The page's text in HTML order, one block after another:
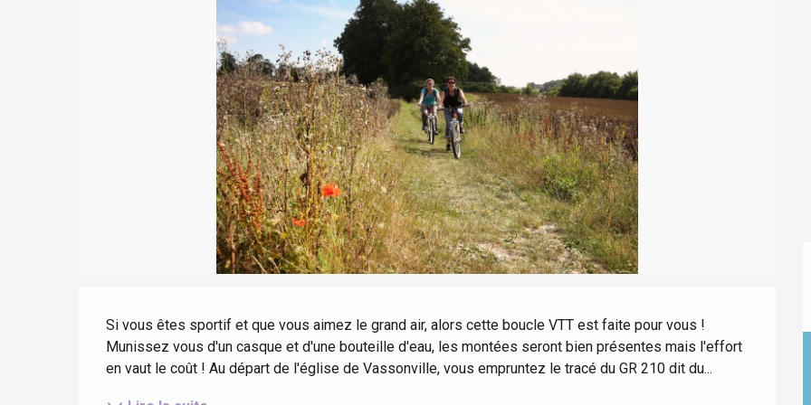
Lille 2h30
Val-de-Scie
Eu
Forges-les-Eaux
Criel-sur-Mer
Blangy-sur-Bresle
Dieppe
Avec les enfants
Si vous êtes sportif et que vous aimez le grand air, alors cette boucle VTT est faite pour vous !
Munissez vous d'un casque et d'une bouteille d'eau, les montées seront bien présentes mais l'effort
en vaut le coût ! Au départ de l'église de Vassonville, vous empruntez le tracé du GR 210 dit du...